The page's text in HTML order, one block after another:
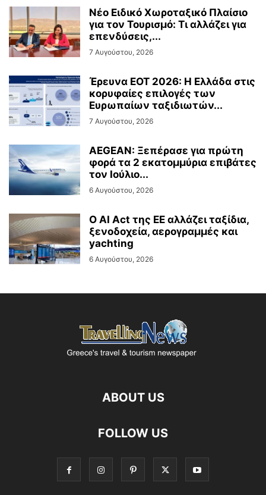
Νέο Ειδικό Χωροταξικό Πλαίσιο
για τον Τουρισμό: Τι αλλάζει για
επενδύσεις,...
7 Αυγούστου, 2026
Έρευνα ΕΟΤ 2026: Η Ελλάδα στις
κορυφαίες επιλογές των
Ευρωπαίων ταξιδιωτών...
7 Αυγούστου, 2026
AEGEAN: Ξεπέρασε για πρώτη
φορά τα 2 εκατομμύρια επιβάτες
τον Ιούλιο...
6 Αυγούστου, 2026
Ο AI Act της ΕΕ αλλάζει ταξίδια,
ξενοδοχεία, αερογραμμές και
yachting
6 Αυγούστου, 2026
ABOUT US
FOLLOW US